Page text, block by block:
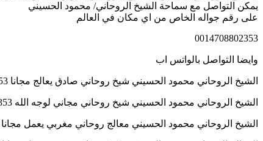
يمكن التواصل مع سماحة الشيخ الروحاني/ محمود الحسيني
على رقم جواله الخاص من اي مكان في العالم
0014708802353
وايضا التواصل بالواتس اب
الشيخ الروحاني محمود الحسيني شيخ روحاني صادق يعالج مجانا 0014708802353
الشيخ الروحاني محمود الحسيني شيخ روحاني مجاني لوجه الله 0014708802353
الشيخ الروحاني محمود الحسيني معالج روحاني مغربي يعمل مجانا 0014708802353